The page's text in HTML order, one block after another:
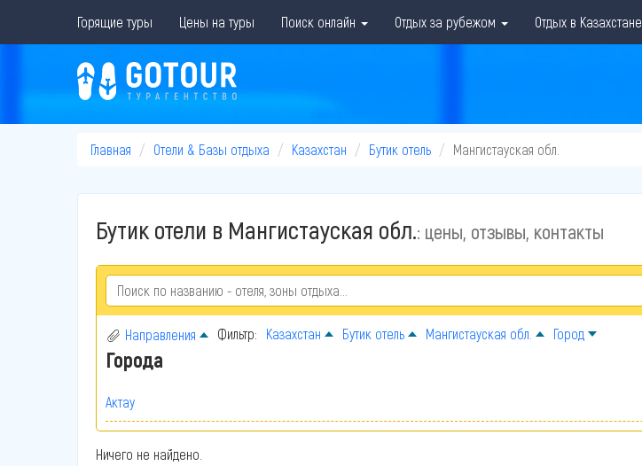
Горящие туры Цены на туры Поиск онлайн Отдых за рубежом Отдых в Казахстане
Главная Отели & Базы отдыха Казахстан Бутик отель Мангистауская обл.
Бутик отели в Мангистауская обл.: цены, отзывы, контакты
Направления Фильтр: Казахстан Бутик отель Мангистауская обл. Город
Города
Актау
Ничего не найдено.